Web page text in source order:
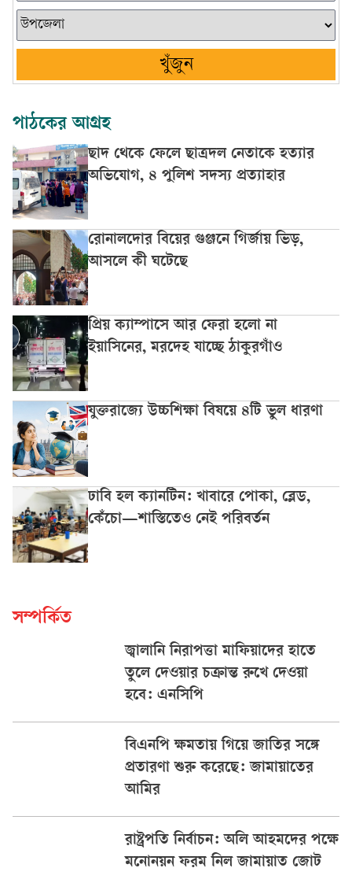
খুঁজুন
পাঠকের আগ্রহ
ছাদ থেকে ফেলে ছাত্রদল নেতাকে হত্যার
অভিযোগ, ৪ পুলিশ সদস্য প্রত্যাহার
রোনালদোর বিয়ের গুঞ্জনে গির্জায় ভিড়,
আসলে কী ঘটেছে
প্রিয় ক্যাম্পাসে আর ফেরা হলো না
ইয়াসিনের, মরদেহ যাচ্ছে ঠাকুরগাঁও
যুক্তরাজ্যে উচ্চশিক্ষা বিষয়ে ৪টি ভুল ধারণা
ঢাবি হল ক্যানটিন: খাবারে পোকা, ব্লেড,
কেঁচো—শাস্তিতেও নেই পরিবর্তন
সম্পর্কিত
জ্বালানি নিরাপত্তা মাফিয়াদের হাতে
তুলে দেওয়ার চক্রান্ত রুখে দেওয়া
হবে: এনসিপি
বিএনপি ক্ষমতায় গিয়ে জাতির সঙ্গে
প্রতারণা শুরু করেছে: জামায়াতের
আমির
রাষ্ট্রপতি নির্বাচন: অলি আহমদের পক্ষে
মনোনয়ন ফরম নিল জামায়াত জোট